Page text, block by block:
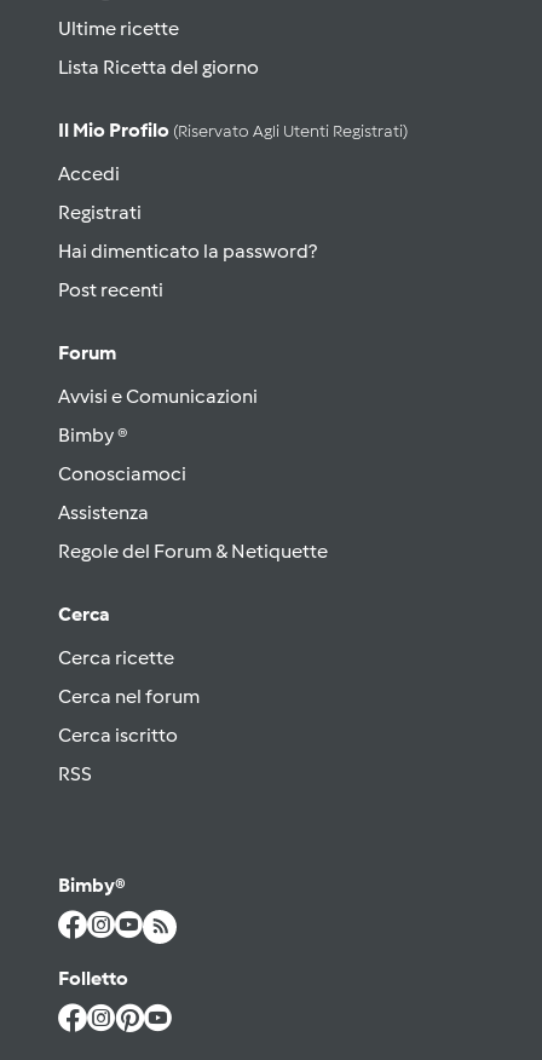
Ultime ricette
Lista Ricetta del giorno
Il Mio Profilo (riservato Agli Utenti Registrati)
Accedi
Registrati
Hai dimenticato la password?
Post recenti
Forum
Avvisi e Comunicazioni
Bimby ®
Conosciamoci
Assistenza
Regole del Forum & Netiquette
Cerca
Cerca ricette
Cerca nel forum
Cerca iscritto
RSS
Bimby®
Folletto